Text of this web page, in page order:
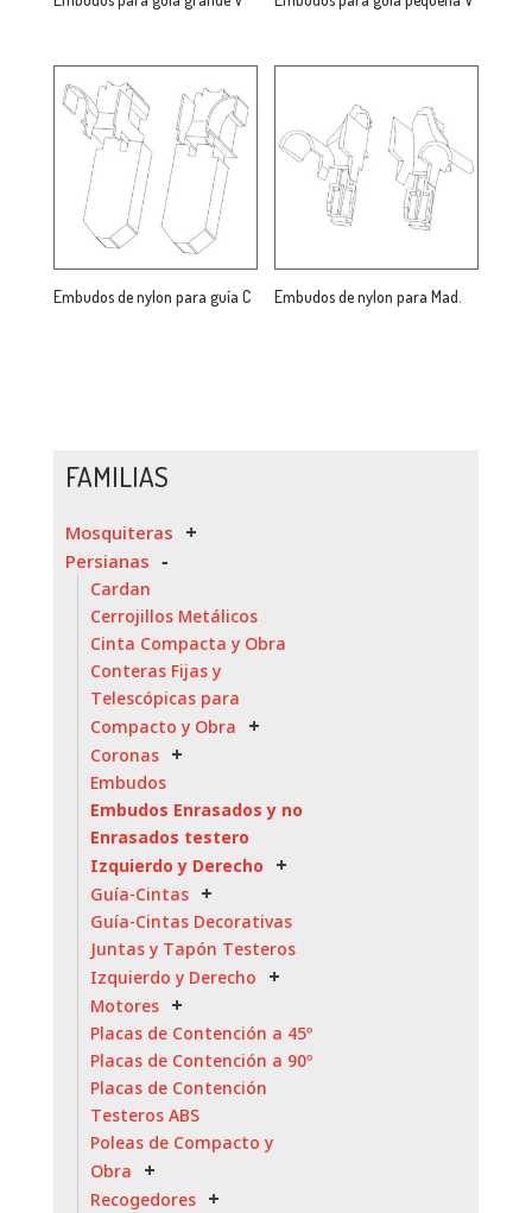
Embudos de nylon para guía C Embudos de nylon para Mad.
FAMILIAS
Mosquiteras
Persianas
Cardan
Cerrojillos Metálicos
Cinta Compacta y Obra
Conteras Fijas y
Telescópicas para
Compacto y Obra
Coronas
Embudos
Embudos Enrasados y no
Enrasados testero
Izquierdo y Derecho
Guía-Cintas
Guía-Cintas Decorativas
Juntas y Tapón Testeros
Izquierdo y Derecho
Motores
Placas de Contención a 45º
Placas de Contención a 90º
Placas de Contención
Testeros ABS
Poleas de Compacto y
Obra
Recogedores